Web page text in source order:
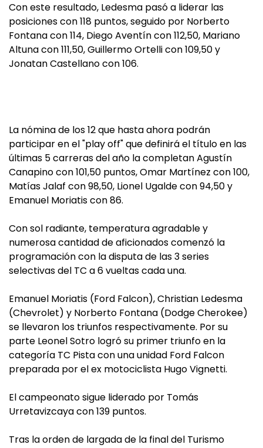
Con este resultado, Ledesma pasó a liderar las
posiciones con 118 puntos, seguido por Norberto
Fontana con 114, Diego Aventín con 112,50, Mariano
Altuna con 111,50, Guillermo Ortelli con 109,50 y
Jonatan Castellano con 106.
La nómina de los 12 que hasta ahora podrán
participar en el "play off" que definirá el título en las
últimas 5 carreras del año la completan Agustín
Canapino con 101,50 puntos, Omar Martínez con 100,
Matías Jalaf con 98,50, Lionel Ugalde con 94,50 y
Emanuel Moriatis con 86.
Con sol radiante, temperatura agradable y
numerosa cantidad de aficionados comenzó la
programación con la disputa de las 3 series
selectivas del TC a 6 vueltas cada una.
Emanuel Moriatis (Ford Falcon), Christian Ledesma
(Chevrolet) y Norberto Fontana (Dodge Cherokee)
se llevaron los triunfos respectivamente. Por su
parte Leonel Sotro logró su primer triunfo en la
categoría TC Pista con una unidad Ford Falcon
preparada por el ex motociclista Hugo Vignetti.
El campeonato sigue liderado por Tomás
Urretavizcaya con 139 puntos.
Tras la orden de largada de la final del Turismo